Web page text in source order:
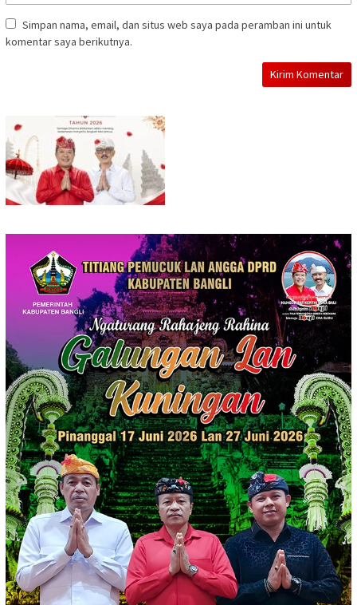
Simpan nama, email, dan situs web saya pada peramban ini untuk
komentar saya berikutnya.